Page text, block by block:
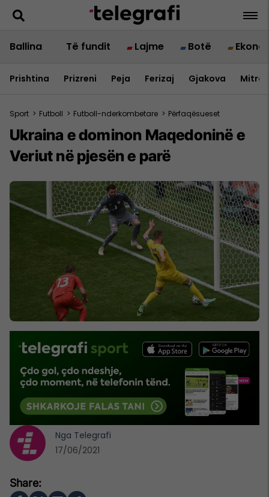
Ballina Të fundit Lajme Botë
Prishtina Prizreni Peja Ferizaj Gjakova
Sport > Futboll > Futboll-nderkombetare > Përfaqësueset
Ukraina e dominon Maqedoninë e
Veriut në pjesën e parë
Nga Telegrafi
17/06/2021